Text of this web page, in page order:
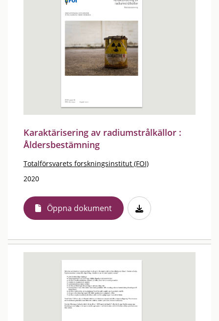
Karaktärisering av radiumstrålkällor :
Åldersbestämning
Totalförsvarets forskningsinstitut (FOI)
2020
Öppna dokument